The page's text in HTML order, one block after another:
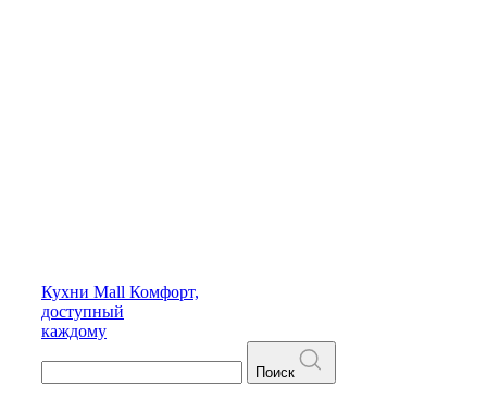
Кухни Mall Комфорт,
доступный
каждому
Поиск